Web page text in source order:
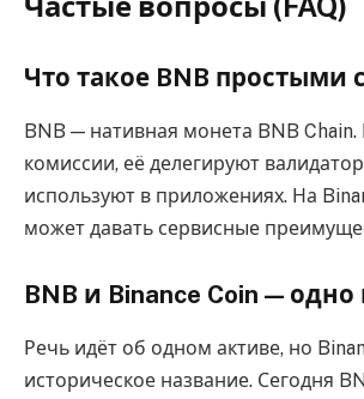
Что такое BNB простыми
BNB — нативная монета BNB
комиссии, её делегируют
используют в приложениях. На
может давать сервисные
BNB и Binance Coin —
Речь идёт об одном активе, но
историческое название. Сегодня